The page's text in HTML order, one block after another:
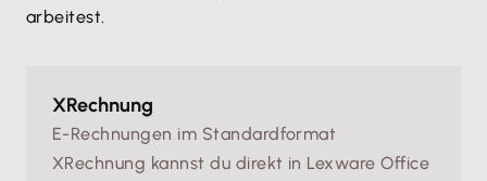
arbeitest.
XRechnung
E-Rechnungen im Standardformat
XRechnung kannst du direkt in Lexware Office